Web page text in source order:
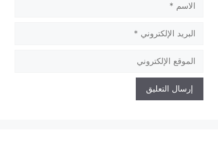
البريد
الإلكتروني
الموقع
الإلكتروني